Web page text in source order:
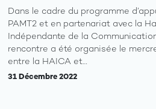
Dans le cadre du programme
PAMT2 et en partenariat avec la
Indépendante de la
rencontre a été organisée le
entre la HAICA et…
31 Décembre 2022